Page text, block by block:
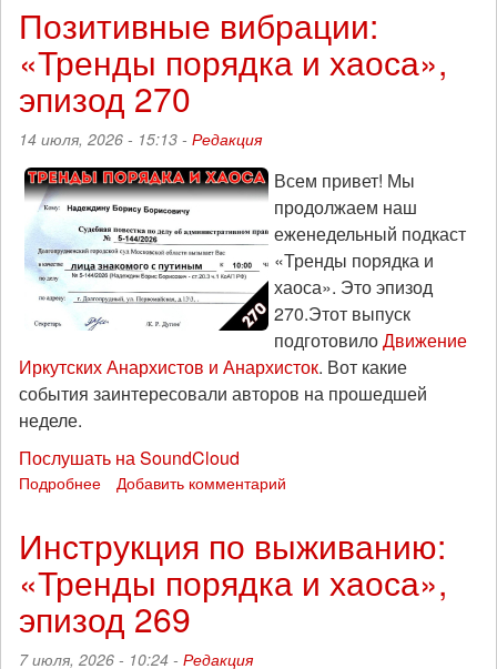
медведя:
порядка
и
хаоса»,
эпизод
271
Позитивные вибрации:
«Тренды порядка и хаоса»,
эпизод 270
14 июля, 2026 - 15:13 - Редакция
Всем привет! Мы
продолжаем наш
еженедельный подкаст
«Тренды порядка и
хаоса». Это эпизод
270.Этот выпуск
подготовилоДвижение
Иркутских Анархистов и Анархисток. Вот какие
события заинтересовали авторов на прошедшей
неделе.
Послушать на SoundCloud
Подробнее
«Тренды
порядка
и
хаоса»,
эпизод
270
Добавить комментарий
Инструкция по выживанию:
«Тренды порядка и хаоса»,
эпизод 269
7 июля, 2026 - 10:24 - Редакция